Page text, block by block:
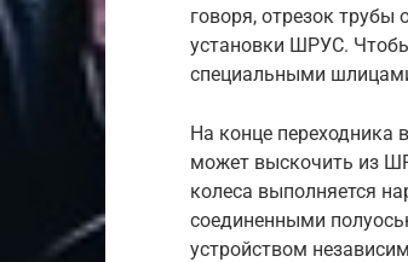
говоря, отрезок
установки ШРУС.
специальными
На конце переходника
может выскочить из
колеса выполняется
соединенными
устройством